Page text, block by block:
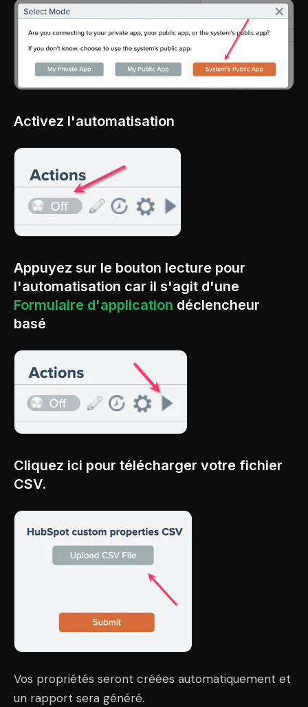
Activez l'automatisation
Appuyez sur le bouton lecture pour
l'automatisation car il s'agit d'une
Formulaire d'application déclencheur
basé
Cliquez ici pour télécharger votre fichier
CSV.
Vos propriétés seront créées automatiquement et
un rapport sera généré.